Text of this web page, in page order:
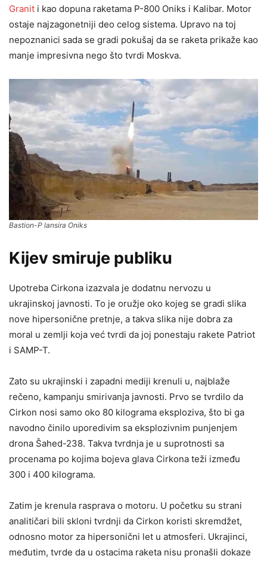
Granit i kao dopuna raketama P-800 Oniks i Kalibar. Motor
ostaje najzagonetniji deo celog sistema. Upravo na toj
nepoznanici sada se gradi pokušaj da se raketa prikaže kao
manje impresivna nego što tvrdi Moskva.
Bastion-P lansira Oniks
Kijev smiruje publiku
Upotreba Cirkona izazvala je dodatnu nervozu u
ukrajinskoj javnosti. To je oružje oko kojeg se gradi slika
nove hipersonične pretnje, a takva slika nije dobra za
moral u zemlji koja već tvrdi da joj ponestaju rakete Patriot
i SAMP-T.
Zato su ukrajinski i zapadni mediji krenuli u, najblaže
rečeno, kampanju smirivanja javnosti. Prvo se tvrdilo da
Cirkon nosi samo oko 80 kilograma eksploziva, što bi ga
navodno činilo uporedivim sa eksplozivnim punjenjem
drona Šahed-238. Takva tvrdnja je u suprotnosti sa
procenama po kojima bojeva glava Cirkona teži između
300 i 400 kilograma.
Zatim je krenula rasprava o motoru. U početku su strani
analitičari bili skloni tvrdnji da Cirkon koristi skremdžet,
odnosno motor za hipersonični let u atmosferi. Ukrajinci,
međutim, tvrde da u ostacima raketa nisu pronašli dokaze